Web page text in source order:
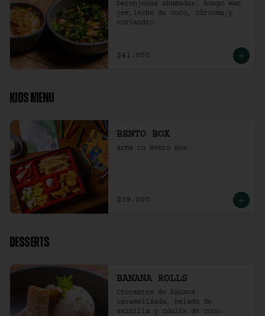
berenjenas ahumadas, hongo wan
yee,leche de coco, cúrcuma y
coriandro.
$41.000
KIDS MENU
BENTO BOX
Arma tu Bento Box.
$39.000
DESSERTS
BANANA ROLLS
Crocantes de banana
caramelizada, helado de
vainilla y coulis de coco.